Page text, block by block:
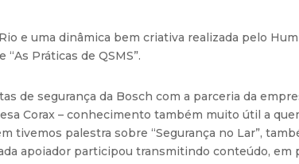
e uma dinâmica bem criativa realizada pelo
Práticas de QSMS”.
de segurança da Bosch com a parceria da
Corax – conhecimento também muito útil a
palestra sobre “Segurança no Lar”,
apoiador participou transmitindo conteúdo, em